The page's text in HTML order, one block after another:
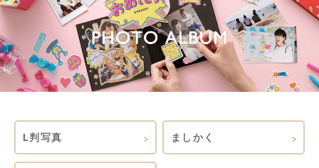
L判写真 ましかく